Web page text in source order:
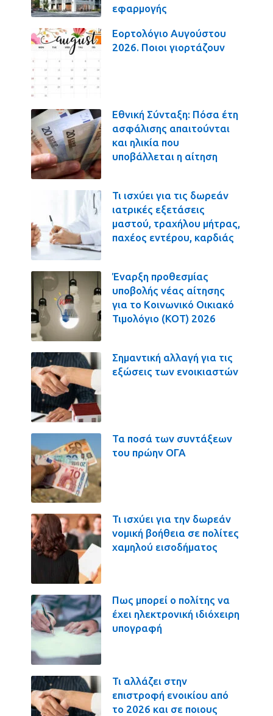
εφαρμογής
Εορτολόγιο Αυγούστου
2026. Ποιοι γιορτάζουν
Εθνική Σύνταξη: Πόσα έτη
ασφάλισης απαιτούνται
και ηλικία που
υποβάλλεται η αίτηση
Τι ισχύει για τις δωρεάν
ιατρικές εξετάσεις
μαστού, τραχήλου μήτρας,
παχέος εντέρου, καρδιάς
Έναρξη προθεσμίας
υποβολής νέας αίτησης
για το Κοινωνικό Οικιακό
Τιμολόγιο (ΚΟΤ) 2026
Σημαντική αλλαγή για τις
εξώσεις των ενοικιαστών
Τα ποσά των συντάξεων
του πρώην ΟΓΑ
Τι ισχύει για την δωρεάν
νομική βοήθεια σε πολίτες
χαμηλού εισοδήματος
Πως μπορεί ο πολίτης να
έχει ηλεκτρονική ιδιόχειρη
υπογραφή
Τι αλλάζει στην
επιστροφή ενοικίου από
το 2026 και σε ποιους